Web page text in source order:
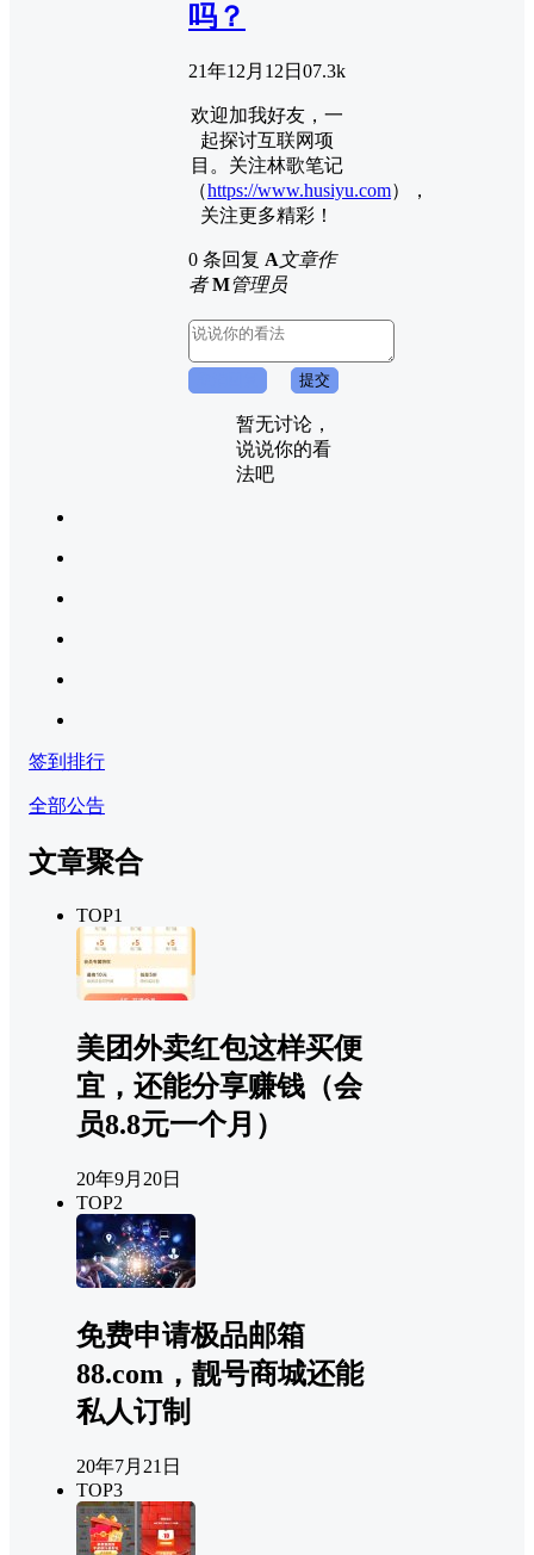
吗？
21年12月12日 07.3k
欢迎加我好友，一
起探讨互联网项
目。关注林歌笔记
（https://www.husiyu.com），
关注更多精彩！
0 条回复 A文章作
者 M管理员
提交
暂无讨论，
说说你的看
法吧
签到排行
全部公告
文章聚合
TOP1
美团外卖红包这样买便
宜，还能分享赚钱（会
员8.8元一个月）
20年9月20日
TOP2
免费申请极品邮箱
88.com，靓号商城还能
私人订制
20年7月21日
TOP3